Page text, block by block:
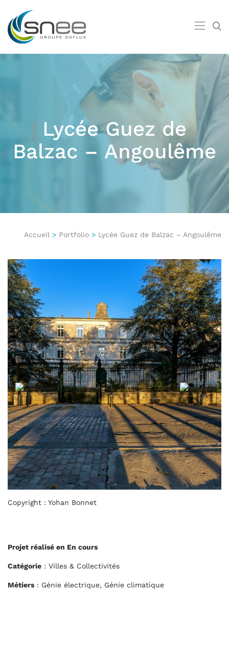
Lycée Guez de
Balzac – Angoulême
Accueil > Portfolio > Lycée Guez de Balzac – Angoulême
Copyright : Yohan Bonnet
Projet réalisé en En cours
Catégorie : Villes & Collectivités
Métiers : Génie électrique, Génie climatique